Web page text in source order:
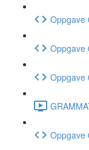
Oppgave
Oppgave
Oppgave
Oppgave